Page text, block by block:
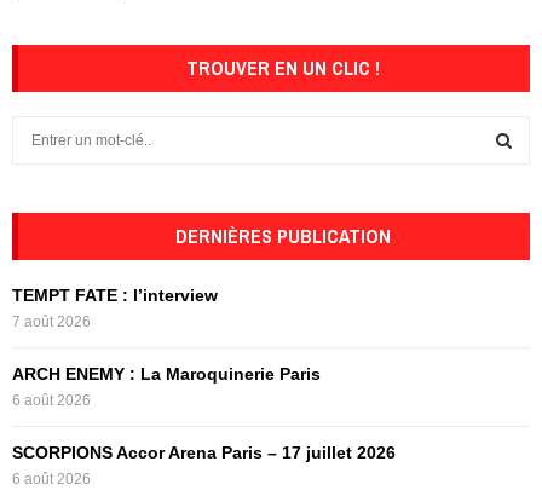
TROUVER EN UN CLIC !
h
o
r
DERNIÈRES PUBLICATION
TEMPT FATE : l’interview
7 août 2026
ARCH ENEMY : La Maroquinerie Paris
6 août 2026
SCORPIONS Accor Arena Paris – 17 juillet 2026
6 août 2026